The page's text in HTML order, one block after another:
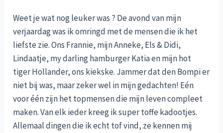
Weet je wat nog leuker was ? De avond van mijn
verjaardag was ik omringd met de mensen die ik het
liefste zie. Ons Frannie, mijn Anneke, Els & Didi,
Lindaatje, my darling hamburger Katia en mijn hot
tiger Hollander, ons kiekske. Jammer dat den Bompi er
niet bij was, maar zeker wel in mijn gedachten! Eén
voor één zijn het topmensen die mijn leven compleet
maken. Van elk ieder kreeg ik super toffe kadootjes.
Allemaal dingen die ik echt tof vind, ze kennen mij